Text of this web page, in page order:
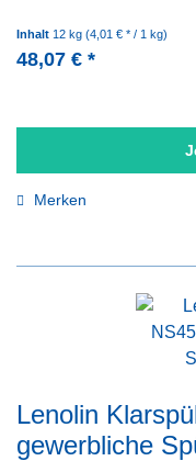
Inhalt 12 kg (4,01 € * / 1 kg)
48,07 € *
Merken
Lenolin
gewerbliche